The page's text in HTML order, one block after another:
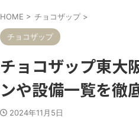
HOME > チョコザップ >
チョコザップ
チョコザップ東大
ンや設備一覧を徹
2024年11月5日